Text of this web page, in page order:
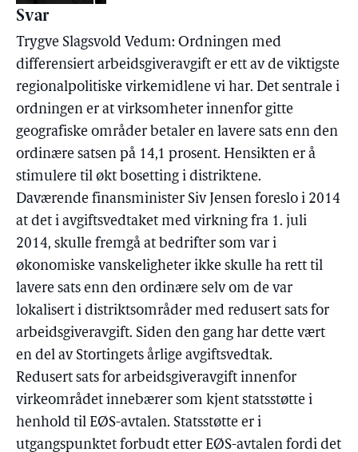
Svar
Trygve Slagsvold Vedum: Ordningen med
differensiert arbeidsgiveravgift er ett av de viktigste
regionalpolitiske virkemidlene vi har. Det sentrale i
ordningen er at virksomheter innenfor gitte
geografiske områder betaler en lavere sats enn den
ordinære satsen på 14,1 prosent. Hensikten er å
stimulere til økt bosetting i distriktene.
Daværende finansminister Siv Jensen foreslo i 2014
at det i avgiftsvedtaket med virkning fra 1. juli
2014, skulle fremgå at bedrifter som var i
økonomiske vanskeligheter ikke skulle ha rett til
lavere sats enn den ordinære selv om de var
lokalisert i distriktsområder med redusert sats for
arbeidsgiveravgift. Siden den gang har dette vært
en del av Stortingets årlige avgiftsvedtak.
Redusert sats for arbeidsgiveravgift innenfor
virkeområdet innebærer som kjent statsstøtte i
henhold til EØS-avtalen. Statsstøtte er i
utgangspunktet forbudt etter EØS-avtalen fordi det